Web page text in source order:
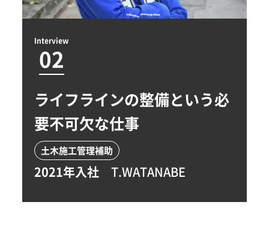
Interview
02
ライフラインの整備という必
要不可欠な仕事
土木施工管理補助
2021年入社 T.WATANABE